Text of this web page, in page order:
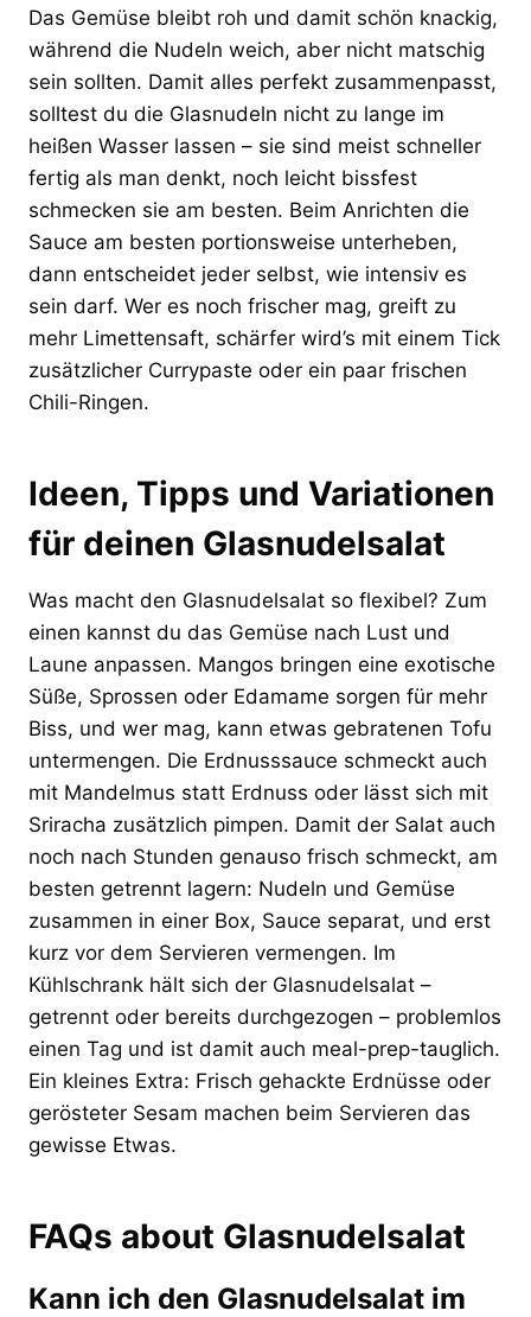
Das Gemüse bleibt roh und damit schön knackig,
während die Nudeln weich, aber nicht matschig
sein sollten. Damit alles perfekt zusammenpasst,
solltest du die Glasnudeln nicht zu lange im
heißen Wasser lassen – sie sind meist schneller
fertig als man denkt, noch leicht bissfest
schmecken sie am besten. Beim Anrichten die
Sauce am besten portionsweise unterheben,
dann entscheidet jeder selbst, wie intensiv es
sein darf. Wer es noch frischer mag, greift zu
mehr Limettensaft, schärfer wird’s mit einem Tick
zusätzlicher Currypaste oder ein paar frischen
Chili-Ringen.
Ideen, Tipps und Variationen
für deinen Glasnudelsalat
Was macht den Glasnudelsalat so flexibel? Zum
einen kannst du das Gemüse nach Lust und
Laune anpassen. Mangos bringen eine exotische
Süße, Sprossen oder Edamame sorgen für mehr
Biss, und wer mag, kann etwas gebratenen Tofu
untermengen. Die Erdnusssauce schmeckt auch
mit Mandelmus statt Erdnuss oder lässt sich mit
Sriracha zusätzlich pimpen. Damit der Salat auch
noch nach Stunden genauso frisch schmeckt, am
besten getrennt lagern: Nudeln und Gemüse
zusammen in einer Box, Sauce separat, und erst
kurz vor dem Servieren vermengen. Im
Kühlschrank hält sich der Glasnudelsalat –
getrennt oder bereits durchgezogen – problemlos
einen Tag und ist damit auch meal-prep-tauglich.
Ein kleines Extra: Frisch gehackte Erdnüsse oder
gerösteter Sesam machen beim Servieren das
gewisse Etwas.
FAQs about Glasnudelsalat
Kann ich den Glasnudelsalat im